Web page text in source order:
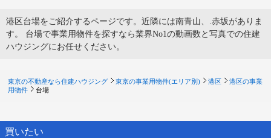
港区台場をご紹介するページです。近隣には南青山、.赤坂がありま
す。 台場で事業用物件を探すなら業界No1の動画数と写真での住建
ハウジングにお任せください。
東京の不動産なら住建ハウジング 東京の事業用物件(エリア別) 港区
港区の事業
用物件
台場
買いたい